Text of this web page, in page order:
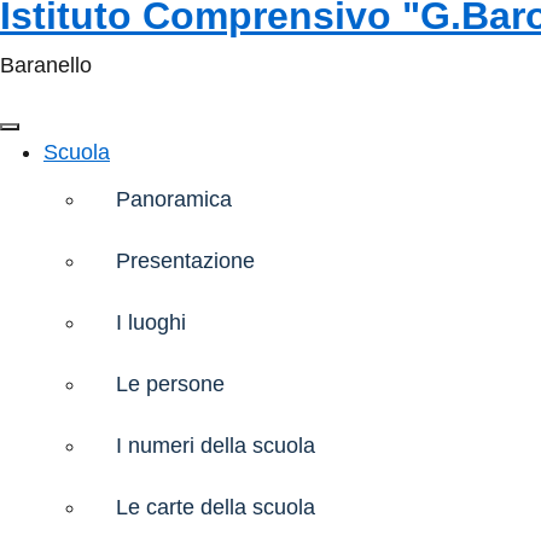
Istituto Comprensivo
Baranello
Scuola
Panoramica
Presentazione
I luoghi
Le persone
I numeri della scuola
Le carte della scuola